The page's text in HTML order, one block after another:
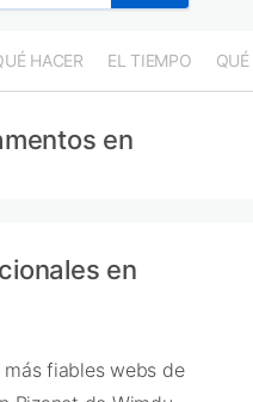
HACER EL TIEMPO QUÉ
en
en
fiables webs de